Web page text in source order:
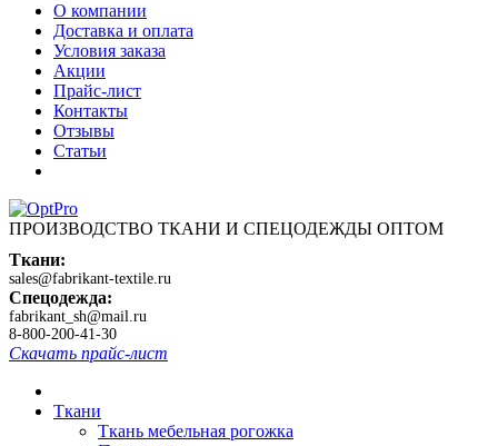
О компании
Доставка и оплата
Условия заказа
Акции
Прайс-лист
Контакты
Отзывы
Статьи
ПРОИЗВОДСТВО ТКАНИ И СПЕЦОДЕЖДЫ ОПТОМ
Ткани:
sales@fabrikant-textile.ru
Спецодежда:
fabrikant_sh@mail.ru
8-800-200-41-30
Скачать прайс-лист
Ткани
Ткань мебельная рогожка